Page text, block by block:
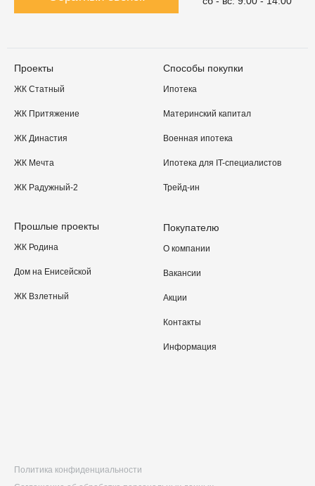
Проекты
ЖК Статный
ЖК Притяжение
ЖК Династия
ЖК Мечта
ЖК Радужный-2
Прошлые проекты
ЖК Родина
Дом на Енисейской
ЖК Взлетный
Способы покупки
Ипотека
Материнский капитал
Военная ипотека
Ипотека для IT-специалистов
Трейд-ин
Покупателю
О компании
Вакансии
Акции
Контакты
Информация
Политика конфиденциальности